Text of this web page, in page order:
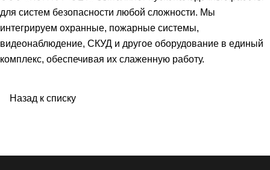
для систем безопасности любой сложности. Мы
интегрируем охранные, пожарные системы,
видеонаблюдение, СКУД и другое оборудование в единый
комплекс, обеспечивая их слаженную работу.
Назад к списку